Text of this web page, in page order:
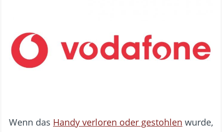
Wenn das Handy verloren oder gestohlen wurde,